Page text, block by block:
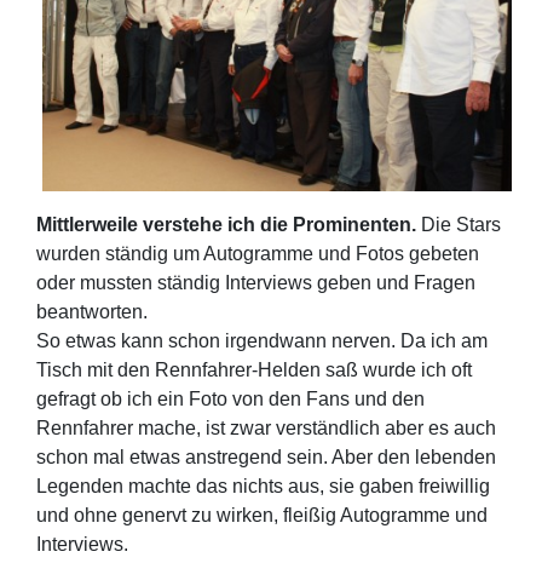
Mittlerweile verstehe ich die Prominenten. Die Stars
wurden ständig um Autogramme und Fotos gebeten
oder mussten ständig Interviews geben und Fragen
beantworten.
So etwas kann schon irgendwann nerven. Da ich am
Tisch mit den Rennfahrer-Helden saß wurde ich oft
gefragt ob ich ein Foto von den Fans und den
Rennfahrer mache, ist zwar verständlich aber es auch
schon mal etwas anstregend sein. Aber den lebenden
Legenden machte das nichts aus, sie gaben freiwillig
und ohne genervt zu wirken, fleißig Autogramme und
Interviews.